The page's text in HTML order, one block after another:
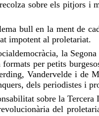
sobre els pitjors i
bull en la ment de
impotent al proletariat.
la
formats per petits
Vandervelde i de
dels periodistes i
sobre la
del